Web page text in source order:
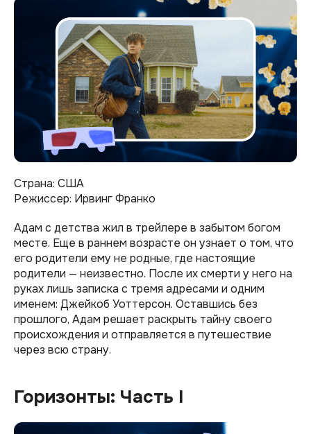
Страна: США
Режиссер: Ирвинг Франко
Адам с детства жил в трейлере в забытом богом
месте. Еще в раннем возрасте он узнает о том, что
его родители ему не родные, где настоящие
родители — неизвестно. После их смерти у него на
руках лишь записка с тремя адресами и одним
именем: Джейкоб Уоттерсон. Оставшись без
прошлого, Адам решает раскрыть тайну своего
происхождения и отправляется в путешествие
через всю страну.
Горизонты: Часть I